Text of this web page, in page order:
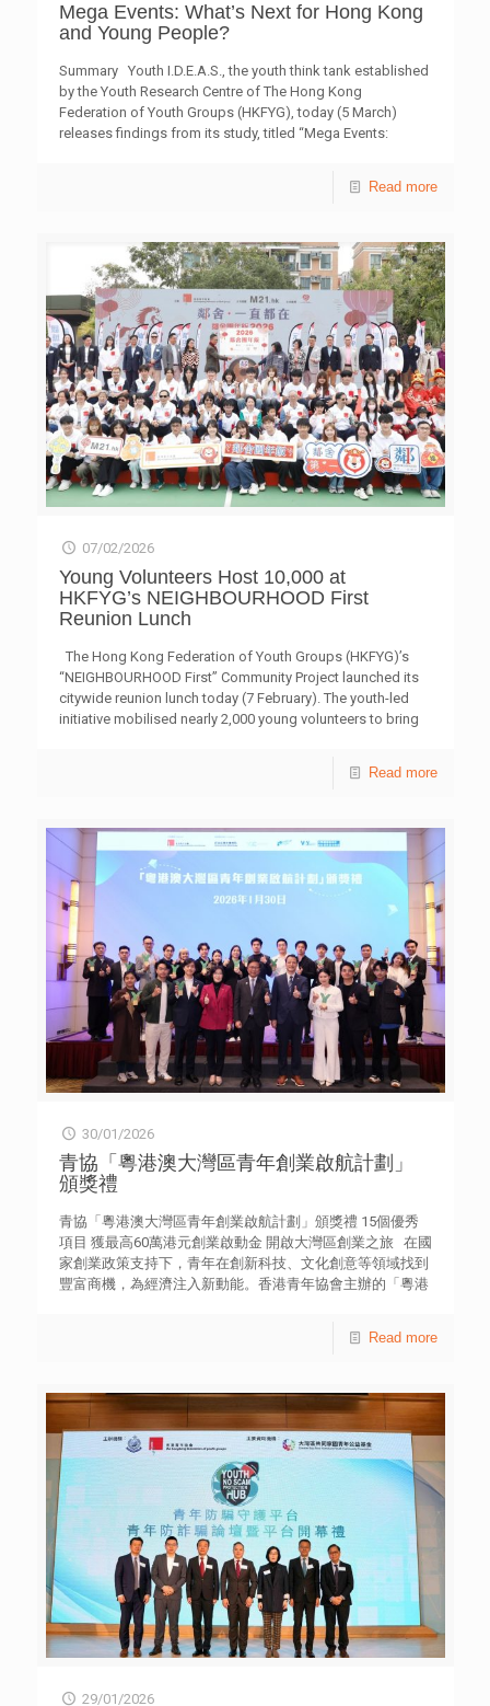
Mega Events: What’s Next for Hong Kong
and Young People?
Summary Youth I.D.E.A.S., the youth think tank established
by the Youth Research Centre of The Hong Kong
Federation of Youth Groups (HKFYG), today (5 March)
releases findings from its study, titled “Mega Events:
aged 15 to 34 conducted from 10 to 14 December 2025,
Kong’s mega events yet moderate confidence in the city’s
status as “Events Capital of Asia” Key findings:
Importance and
[…]
Read more
07/02/2026
Young Volunteers Host 10,000 at
HKFYG’s NEIGHBOURHOOD First
Reunion Lunch
The Hong Kong Federation of Youth Groups (HKFYG)’s
“NEIGHBOURHOOD First” Community Project launched its
citywide reunion lunch today (7 February). The youth-led
initiative mobilised nearly 2,000 young volunteers to bring
for residents of Yuen Long and Tuen Mun was officiated by
Deputy Director-General, Youth Department, Liaison Office
of the Central People’s Government in the HKSAR; Ho Kai-
ming, Under Secretary for Labour and[…]
Read more
30/01/2026
青協「粵港澳大灣區青年創業啟航計劃」
頒獎禮
青協「粵港澳大灣區青年創業啟航計劃」頒獎禮 15個優秀
項目 獲最高60萬港元創業啟動金 開啟大灣區創業之旅 在國
家創業政策支持下，青年在創新科技、文化創意等領域找到
豐富商機，為經濟注入新動能。香港青年協會主辦的「粵港
區青年創業資助計劃（2024-2027）」資助，是《青創同行
此計劃自推出以來廣受歡迎，本屆共收到272份申請，申請
人數達408人。經過8堂營商培訓課程、三日兩夜的大灣區創
業訓練營及兩輪甄選，最終選出15個具潛力項目。項目涵蓋
建築智能化、程式開發、餐飲、文化時尚、環保產品、音樂
教育及珠寶設計等領域，充分展現香港青年的創新思維及創
業熱情。每個項目可獲高達60萬港元創業啟動金（包括48萬
港元資助及12萬港元免息貸款）。 民政及青年事務局青年
專員張瑞緯擔任主禮嘉賓，連同中央政府駐港聯絡辦青年工
作部二級巡視員張國來，以及香港青年協會總幹事徐小曼，
與青年深入交流，了解他們的大灣區創業方案。 民政及青
年事務局青年專員陳瑞緯恭賀獲獎的創業團隊，期盼他們未
來三年在「粵港澳大灣區青年創業資助計劃」的支援下勇往
直前，發揮個人潛能、突破界限，善用大灣區新機遇，在更
區為創業青年提供廣闊機遇，協助他們開拓新市場及尋找合
Read more
29/01/2026